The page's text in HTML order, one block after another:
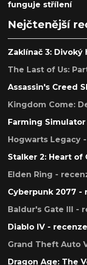
funguje střílení
Nejčtenější
Zaklínač 3: Divoký
The Last of Us:
Assassin's Creed
Kingdom Come:
Farming
Hogwarts Legacy
Stalker 2: Heart of
Elden Ring -
Cyberpunk 2077 -
Baldur's Gate III -
Diablo IV - recenze
Grand Theft Auto
Dragon Age: The